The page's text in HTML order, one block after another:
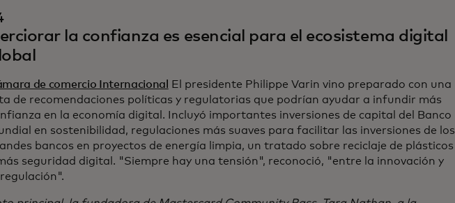
la confianza es esencial para el ecosistema digital
de comercio Internacional
El presidente Philippe Varin vino preparado con una
de recomendaciones políticas y regulatorias que podrían ayudar a infundir más
en la economía digital. Incluyó importantes inversiones de capital del Banco
en sostenibilidad, regulaciones más suaves para facilitar las inversiones de los
bancos en proyectos de energía limpia, un tratado sobre reciclaje de plásticos
seguridad digital. "Siempre hay una tensión", reconoció, "entre la innovación y
regulación".